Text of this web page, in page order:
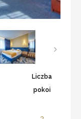
Liczba
pokoi